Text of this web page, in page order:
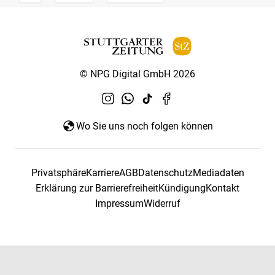
© NPG Digital GmbH 2026
Wo Sie uns noch folgen können
PrivatsphäreKarriereAGBDatenschutzMediadaten
Erklärung zur BarrierefreiheitKündigungKontakt
ImpressumWiderruf